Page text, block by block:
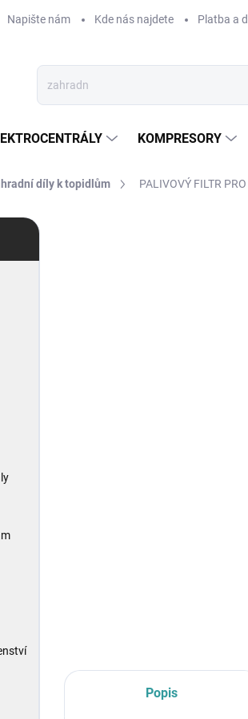
Napište nám Kde nás najdete Platba a
KOMPRESORY
díly k topidlům PALIVOVÝ FILTR
Popis